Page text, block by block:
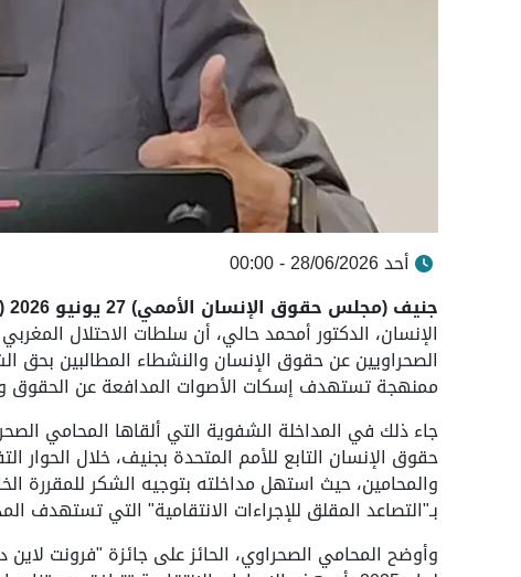
أحد 28/06/2026 - 00:00
جنيف (مجلس حقوق الإنسان الأممي) 27 يونيو 2026 (واص)
الإنسان، الدكتور أمحمد حالي، أن سلطات الاحتلال
الصحراويين عن حقوق الإنسان والنشطاء المطالبين
ممنهجة تستهدف إسكات الأصوات المدافعة عن الحقوق
حقوق الإنسان التابع للأمم المتحدة بجنيف، خلال الحوار
والمحامين، حيث استهل مداخلته بتوجيه الشكر
بـ"التصاعد المقلق للإجراءات الانتقامية" التي تستهدف
وأوضح المحامي الصحراوي، الحائز على جائزة "فرونت